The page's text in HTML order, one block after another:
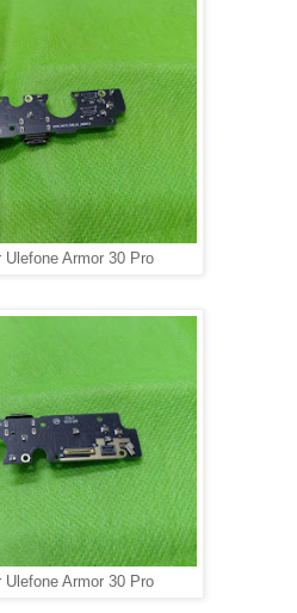
Ulefone Armor 30 Pro
Ulefone Armor 30 Pro